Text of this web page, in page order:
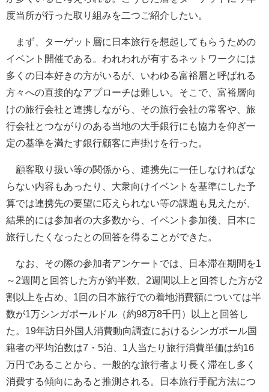
度当所が行った取り組みを二つご紹介したい。
まず、ターゲット層に日本旅行を想起してもらうための
イベント開催である。われわれが有するネットワークには
多くの日本好きの方がいるが、いわゆる富裕層と呼ばれる
方々への直接的なアプローチは難しい。そこで、富裕層向
けの旅行会社と連携しながら、その旅行会社の常客や、旅
行会社とつながりのある当地の大手銀行にも協力を仰ぎ一
定の基準を満たす銀行顧客に声掛けを行った。
顧客取り扱い等の関係から、連携先に一任しなければな
らない内容もあったり、大衆向けイベントを基準にした予
算では連携先の要望に応えられない等の課題も見えたが、
結果的には参加者の大多数から、イベント参加後、日本に
旅行したくなったとの回答を得ることができた。
なお、その際の参加者アンケートでは、日本滞在期間を1
～2週間と回答した方が約半数、2週間以上と回答した方が2
割以上を占め、1回の日本旅行での着地消費額については半
数が1万シンガポールドル（約98万8千円）以上と回答し
た。19年訪日外国人消費動向調査におけるシンガポール国
籍者の平均泊数は7・5泊、1人当たり旅行消費単価は約16
万円であることから、一般的な旅行者より長く滞在し多く
消費する傾向にあると推測される。日本旅行手配方法につ